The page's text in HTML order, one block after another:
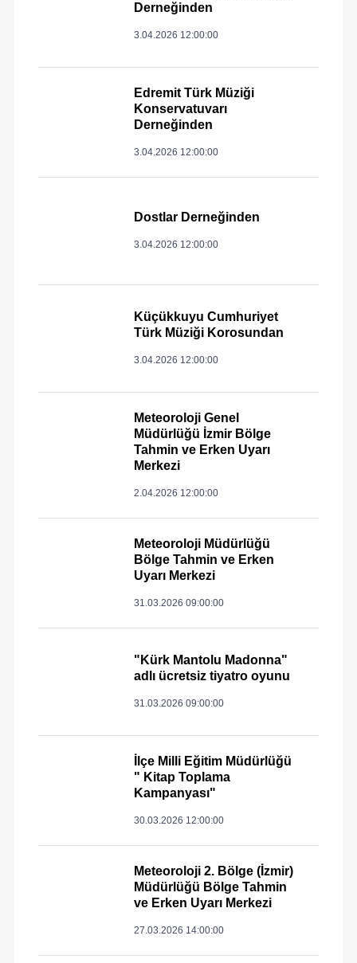
Derneğinden
3.04.2026 12:00:00
Edremit Türk Müziği
Konservatuvarı
Derneğinden
3.04.2026 12:00:00
Dostlar Derneğinden
3.04.2026 12:00:00
Küçükkuyu Cumhuriyet
Türk Müziği Korosundan
3.04.2026 12:00:00
Meteoroloji Genel
Müdürlüğü İzmir Bölge
Tahmin ve Erken Uyarı
Merkezi
2.04.2026 12:00:00
Meteoroloji Müdürlüğü
Bölge Tahmin ve Erken
Uyarı Merkezi
31.03.2026 09:00:00
"Kürk Mantolu Madonna"
adlı ücretsiz tiyatro oyunu
31.03.2026 09:00:00
İlçe Milli Eğitim Müdürlüğü
" Kitap Toplama
Kampanyası"
30.03.2026 12:00:00
Meteoroloji 2. Bölge (İzmir)
Müdürlüğü Bölge Tahmin
ve Erken Uyarı Merkezi
27.03.2026 14:00:00